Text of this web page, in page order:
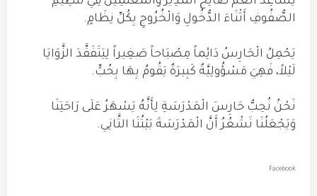
الصُّفُوفِ أَثْنَاءَ الدُّخُولِ وَالْخُرُوجِ بِكُلِّ نِظَامٍ.
يَحْمِلُ الْحَارِسُ دَائِماً مِصْبَاحاً صَغِيراً لِيَتَفَقَّدَ الزَّوَايَا
لَيْلاً، فَهِيَ مَسْؤُولِيَّةٌ كَبِيرَةٌ يَقُومُ بِهَا بِحُبٍّ.
نَحْنُ نُحِبُّ حَارِسَ الْمَدْرَسَةِ لِأَنَّهُ يَسْهَرُ عَلَى رَاحَتِنَا
وَيَجْعَلُنَا نَشْعُرُ أَنَّ الْمَدْرَسَةَ بَيْتُنَا الثَّانِي.
Facebook